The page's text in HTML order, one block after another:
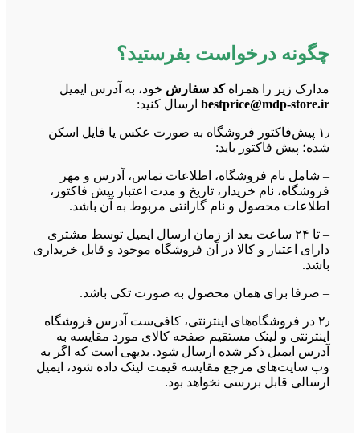
چگونه درخواست بفرستید؟
مدارک زیر را همراهکد سفارش خود، به آدرس ایمیل
bestprice@mdp-store.ir ارسال کنید:
۱٫ پیش‌فاکتور فروشگاه به صورت عکس یا فایل اسکن
شده؛ پیش فاکتور باید:
– شامل نام فروشگاه، اطلاعات تماس، آدرس و مهر
فروشگاه، نام خریدار، تاریخ و مدت اعتبار پیش فاکتور،
اطلاعات محصول و نام گارانتی مربوط به آن باشد.
– تا ۲۴ ساعت بعد از زمان ارسال ایمیل توسط مشتری
دارای اعتبار و کالا در آن فروشگاه موجود و قابل خریداری
باشد.
– صرفا برای همان محصول به صورت تکی باشد.
۲٫ در فروشگاه‌های اینترنتی، کافی‌ست آدرس فروشگاه
اینترنتی و لینک مستقیم صفحه کالای مورد مقایسه به
آدرس ایمیل ذکر شده ارسال شود. بدیهی است که اگر به
وب سایت‌های مرجع مقایسه قیمت لینک داده شود، ایمیل
ارسالی قابل بررسی نخواهد بود.